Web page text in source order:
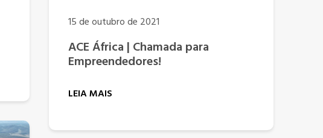
15 de outubro de 2021
ACE África | Chamada para
Empreendedores!
LEIA MAIS